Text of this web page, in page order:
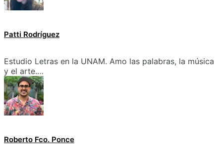
Patti Rodríguez
Estudio Letras en la UNAM. Amo las palabras, la música
y el arte.…
Roberto Fco. Ponce